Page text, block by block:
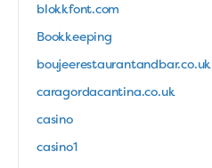
blokkfont.com
Bookkeeping
boujeerestaurantandbar.co.uk
caragordacantina.co.uk
casino
casino1